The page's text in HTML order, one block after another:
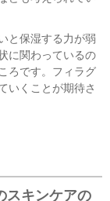
と保湿する力が弱
に関わっているの
ろです。フィラグ
いくことが期待さ
スキンケアの